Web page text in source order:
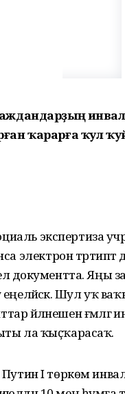
ҡарарға ҡул
экспертиза
тәртиптә
документта. Яңы
еңеләйәсәк. Шул уҡ
әйләнешен ғәмәлгә
ла ҡыҫҡарасаҡ.
I төркөм